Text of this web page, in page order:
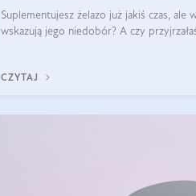
Suplementujesz żelazo już jakiś czas, ale
wskazują jego niedobór? A czy
CZYTAJ